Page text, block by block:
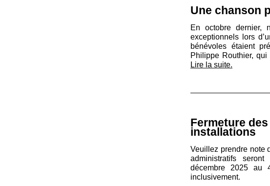
Une chanson
En octobre dernier,
exceptionnels lors
bénévoles étaient
Philippe Routhier,
Lire la suite.
Fermeture des
installations
Veuillez prendre note
administratifs
décembre 2025 au
inclusivement.